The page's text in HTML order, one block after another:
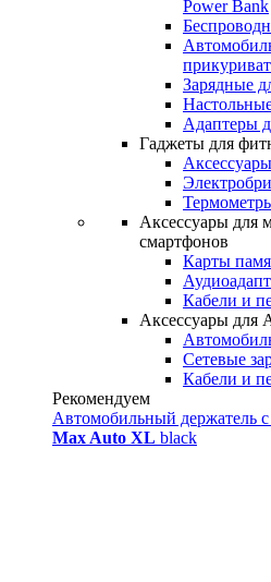
Power Bank
Зарядные
Адаптеры
Гаджеты для
Аксессуары для
смартфонов
Карты
Кабели и
Аксессуары для
Сетевые
Кабели и
Рекомендуем
Автомобильный держатель
Max Auto XL black